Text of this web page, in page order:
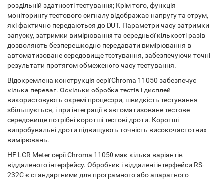
роздільній здатності тестування; Крім того, функція
моніторингу тестового сигналу відображає напругу та струм,
які фактично передаються до DUT. Параметри часу затримки
запуску, затримки вимірювання та середньої кількості разів
дозволяють безперешкодно передавати вимірювання в
автоматизоване середовище тестування, забезпечуючи точні
результати протягом обмеженого часу тестування.
Відокремлена конструкція серії Chroma 11050 забезпечує
кілька переваг. Оскільки обробка тестів і дисплей
використовують окремі процесори, швидкість тестування
збільшується, і при інтеграції в автоматизоване тестове
середовище потрібні коротші тестові дроти. Коротші
випробувальні дроти підвищують точність високочастотних
вимірювань.
HF LCR Meter серії Chroma 11050 має кілька варіантів
віддаленого інтерфейсу. Обробник і віддалені інтерфейси RS-
232C є стандартними для програмного або апаратного